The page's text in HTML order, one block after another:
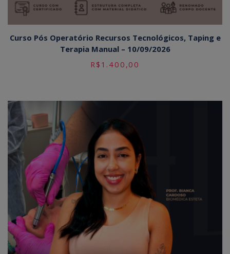
Curso Pós Operatório Recursos Tecnológicos, Taping e
Terapia Manual – 10/09/2026
R$ 1.400,00